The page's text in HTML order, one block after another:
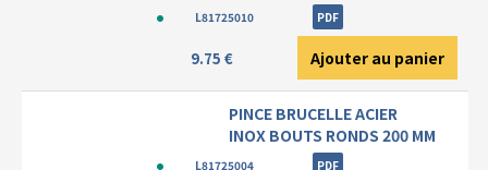
L81725010 PDF
9.75 € Ajouter au panier
PINCE BRUCELLE ACIER
INOX BOUTS RONDS 200 MM
L81725004 PDF